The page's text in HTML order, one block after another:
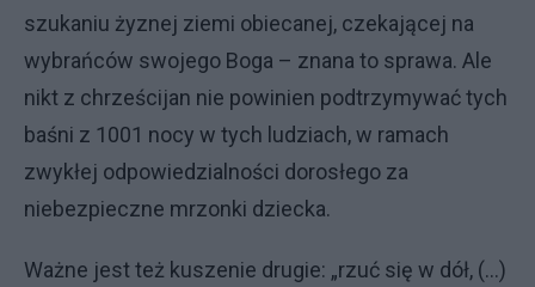
szukaniu żyznej ziemi obiecanej, czekającej na
wybrańców swojego Boga – znana to sprawa. Ale
nikt z chrześcijan nie powinien podtrzymywać tych
baśni z 1001 nocy w tych ludziach, w ramach
zwykłej odpowiedzialności dorosłego za
niebezpieczne mrzonki dziecka.
Ważne jest też kuszenie drugie: „rzuć się w dół, (...)